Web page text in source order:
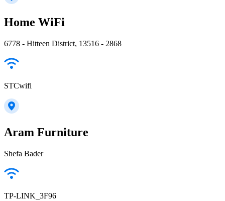
Home WiFi
6778 - Hitteen District, 13516 - 2868
STCwifi
Aram Furniture
Shefa Bader
TP-LINK_3F96